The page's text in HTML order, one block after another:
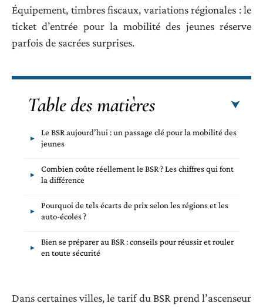
Équipement, timbres fiscaux, variations régionales : le
ticket d’entrée pour la mobilité des jeunes réserve
parfois de sacrées surprises.
Table des matières
Le BSR aujourd’hui : un passage clé pour la mobilité des
jeunes
Combien coûte réellement le BSR ? Les chiffres qui font
la différence
Pourquoi de tels écarts de prix selon les régions et les
auto-écoles ?
Bien se préparer au BSR : conseils pour réussir et rouler
en toute sécurité
Dans certaines villes, le tarif du BSR prend l’ascenseur